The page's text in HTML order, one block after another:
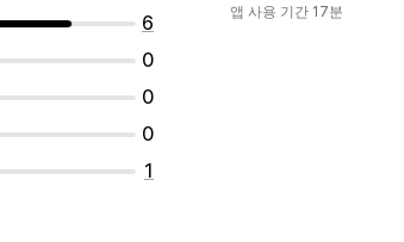
6
0
0
0
1
앱 사용 기간 17분